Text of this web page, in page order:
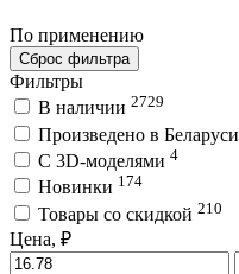
По применению
Сброс фильтра
Фильтры
В наличии 2729
Произведено в Беларуси
C 3D-моделями 4
Новинки 174
Товары со скидкой 210
Цена, ₽